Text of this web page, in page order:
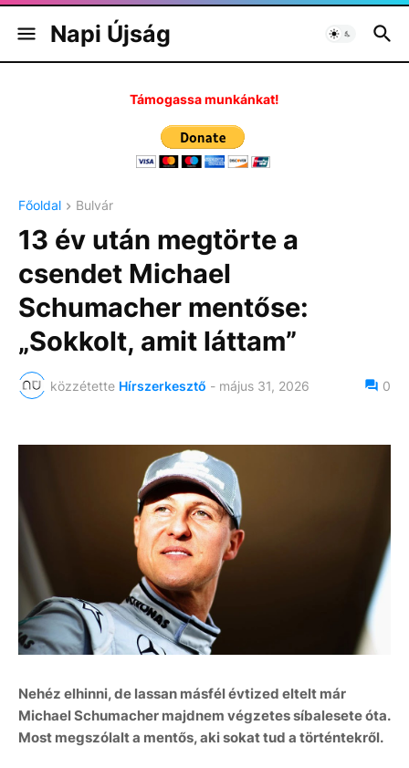
Napi Újság
Támogassa munkánkat!
Főoldal Bulvár
13 év után megtörte a
csendet Michael
Schumacher mentőse:
„Sokkolt, amit láttam”
közzétette Hírszerkesztő - május 31, 2026 0
Nehéz elhinni, de lassan másfél évtized eltelt már
Michael Schumacher majdnem végzetes síbalesete óta.
Most megszólalt a mentős, aki sokat tud a történtekről.